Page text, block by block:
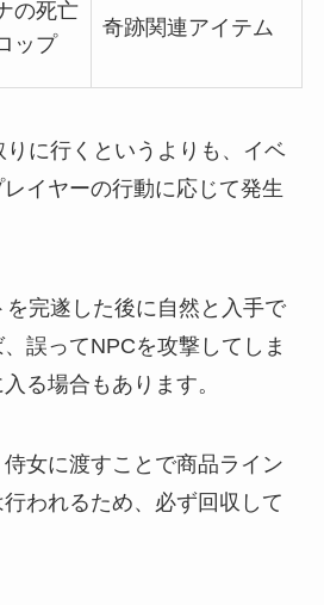
の死亡
ップ
奇跡関連アイテム
に行くというよりも、イベ
イヤーの行動に応じて発生
完遂した後に自然と入手で
誤ってNPCを攻撃してしま
る場合もあります。
女に渡すことで商品ライン
われるため、必ず回収して